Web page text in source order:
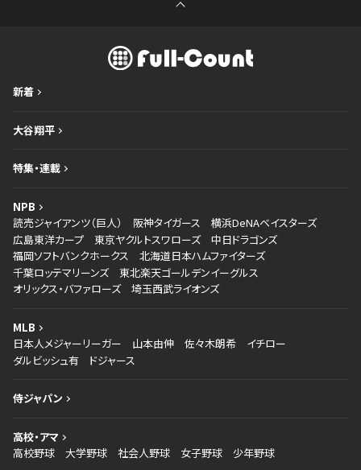
新着
大谷翔平
特集・連載
NPB
読売ジャイアンツ（巨人）
阪神タイガース
横浜DeNAベイスターズ
広島東洋カープ
東京ヤクルトスワローズ
中日ドラゴンズ
福岡ソフトバンクホークス
北海道日本ハムファイターズ
千葉ロッテマリーンズ
東北楽天ゴールデンイーグルス
オリックス・バファローズ
埼玉西武ライオンズ
MLB
日本人メジャーリーガー
山本由伸 佐々木朗希
イチロー
ダルビッシュ有
ドジャース
侍ジャパン
高校・アマ
高校野球
大学野球 社会人野球 女子野球 少年野球